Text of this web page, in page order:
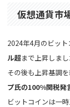
仮想通貨市
2024年4月のビッ
ル超まで上昇しまし
その後も上昇基調
プ氏の100%関税発
ビットコインは一